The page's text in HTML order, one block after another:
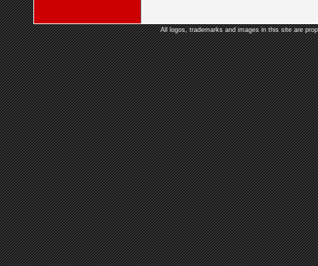
All logos, trademarks and images in this site are